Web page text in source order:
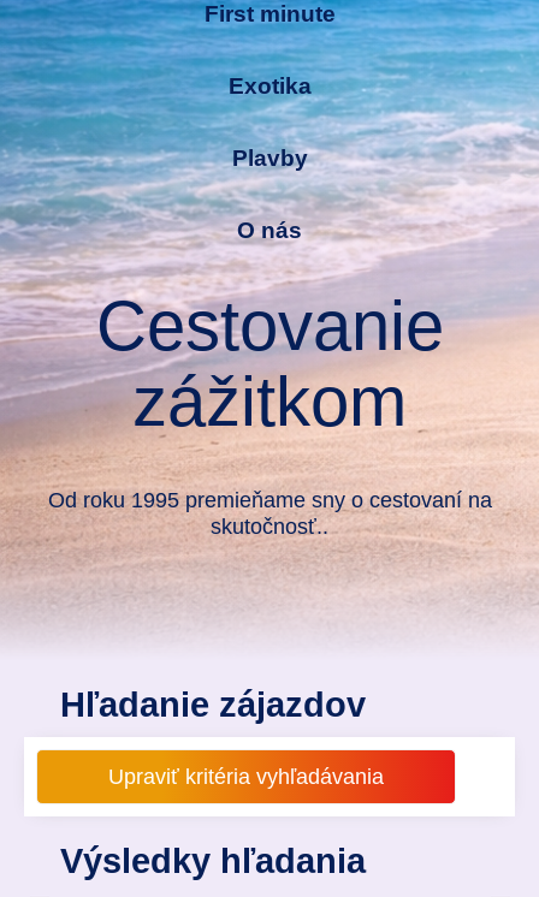
First minute
Exotika
Plavby
O nás
Cestovanie
zážitkom
Od roku 1995 premieňame sny o cestovaní na
skutočnosť..
Hľadanie zájazdov
Výsledky hľadania